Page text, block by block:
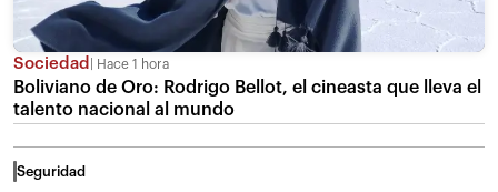
Sociedad Hace 1 hora
Boliviano de Oro: Rodrigo Bellot, el cineasta que lleva el
talento nacional al mundo
Seguridad